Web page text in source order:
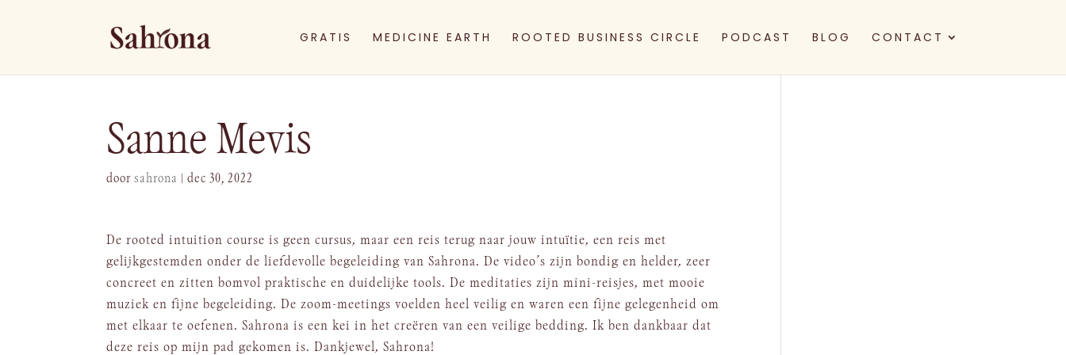
GRATIS MEDICINE EARTH ROOTED BUSINESS CIRCLE PODCAST BLOG CONTACT
Sanne Mevis
doorsahrona |dec 30, 2022
De rooted intuition course is geen cursus, maar een reis terug naar jouw intuïtie, een reis met
gelijkgestemden onder de liefdevolle begeleiding van Sahrona. De video’s zijn bondig en helder, zeer
concreet en zitten bomvol praktische en duidelijke tools. De meditaties zijn mini-reisjes, met mooie
muziek en fijne begeleiding. De zoom-meetings voelden heel veilig en waren een fijne gelegenheid om
met elkaar te oefenen. Sahrona is een kei in het creëren van een veilige bedding. Ik ben dankbaar dat
deze reis op mijn pad gekomen is. Dankjewel, Sahrona!